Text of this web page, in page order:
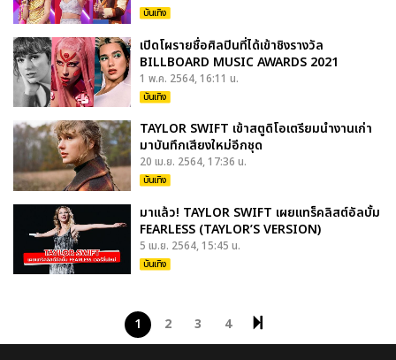
บันเทิง
เปิดโผรายชื่อศิลปินที่ได้เข้าชิงรางวัล
BILLBOARD MUSIC AWARDS 2021
1 พ.ค. 2564, 16:11 น.
บันเทิง
TAYLOR SWIFT เข้าสตูดิโอเตรียมนำงานเก่า
มาบันทึกเสียงใหม่อีกชุด
20 เม.ย. 2564, 17:36 น.
บันเทิง
มาแล้ว! TAYLOR SWIFT เผยแทร็คลิสต์อัลบั้ม
FEARLESS (TAYLOR’S VERSION)
5 เม.ย. 2564, 15:45 น.
บันเทิง
1 2 3 4